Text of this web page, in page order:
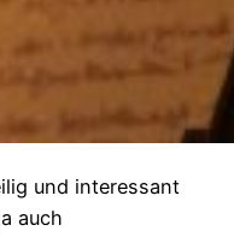
und interessant
auch